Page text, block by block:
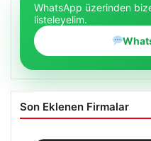
WhatsApp üzerinden
listeleyelim.
Son Eklenen Firmalar